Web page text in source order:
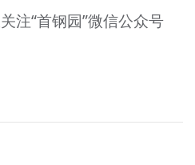
注“首钢园”微信公众号